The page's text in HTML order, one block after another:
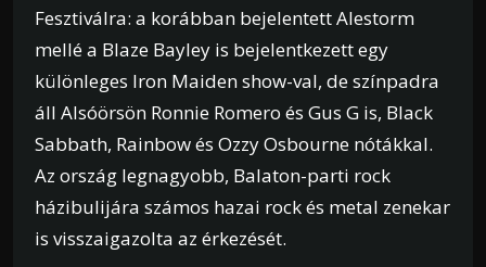
Fesztiválra: a korábban bejelentett Alestorm
mellé a Blaze Bayley is bejelentkezett egy
különleges Iron Maiden show-val, de színpadra
áll Alsóörsön Ronnie Romero és Gus G is, Black
Sabbath, Rainbow és Ozzy Osbourne nótákkal.
Az ország legnagyobb, Balaton-parti rock
házibulijára számos hazai rock és metal zenekar
is visszaigazolta az érkezését.